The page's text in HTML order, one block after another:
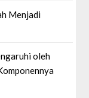
Menjadi
oleh